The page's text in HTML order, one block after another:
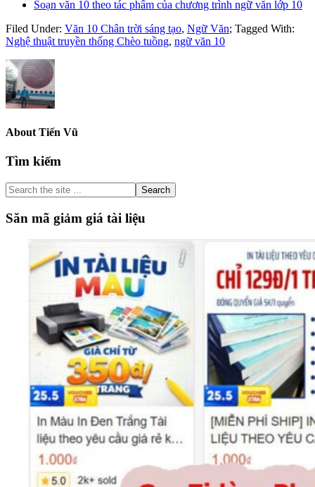
Soạn văn 10 theo tác phẩm của chương trình ngữ văn lớp 10
Filed Under: Văn 10 Chân trời sáng tạo, Ngữ Văn; Tagged With:
Nghệ thuật truyền thống Chèo tuồng, ngữ văn 10
About Tiến Vũ
Primary
Sidebar
Tìm kiếm
Search
the
site
...
Săn mã giảm giá tài liệu